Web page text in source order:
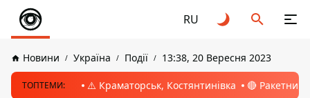
RU
Новини Україна Події 13:38, 20 Вересня 2023
ТОПТЕМИ: ⚠️ Краматорськ, Костянтинівка 🔴 Ракетний